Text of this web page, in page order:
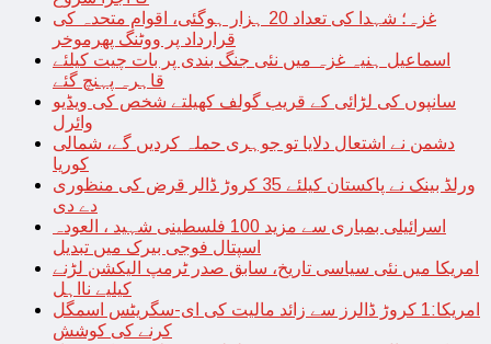
غزہ؛ شہدا کی تعداد 20 ہزار ہوگئی، اقوام متحدہ کی
قرارداد پر ووٹنگ پھرموخر
اسماعیل ہنیہ غزہ میں نئی جنگ بندی پر بات چیت کیلئے
قاہرہ پہنچ گئے
سانپوں کی لڑائی کے قریب گولف کھیلتے شخص کی ویڈیو
وائرل
دشمن نے اشتعال دلایا تو جوہری حملہ کردیں گے، شمالی
کوریا
ورلڈ بینک نے پاکستان کیلئے 35 کروڑ ڈالر قرض کی منظوری
دے دی
اسرائیلی بمباری سے مزید 100 فلسطینی شہید ، العودہ
اسپتال فوجی بیرک میں تبدیل
امریکا میں نئی سیاسی تاریخ، سابق صدر ٹرمپ الیکشن لڑنے
کیلیے نااہل
امریکا:1 کروڑ ڈالرز سے زائد مالیت کی ای-سگریٹس اسمگل
کرنے کی کوشش